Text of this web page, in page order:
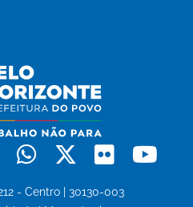
TiktokWhatsapp
X Flickr
- Centro | 30130-003